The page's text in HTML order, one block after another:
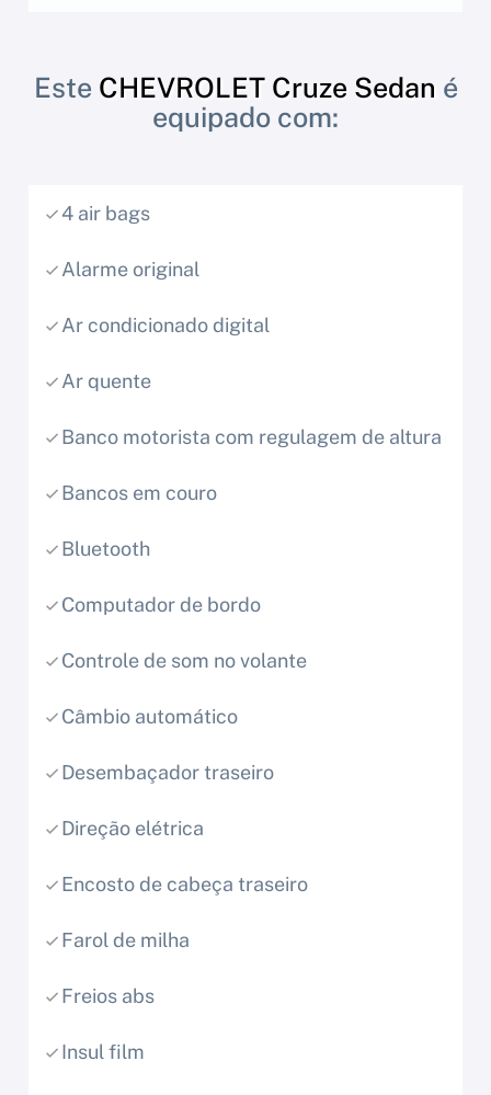
Este CHEVROLET Cruze Sedan é
equipado com:
4 air bags
Alarme original
Ar condicionado digital
Ar quente
Banco motorista com regulagem de altura
Bancos em couro
Bluetooth
Computador de bordo
Controle de som no volante
Câmbio automático
Desembaçador traseiro
Direção elétrica
Encosto de cabeça traseiro
Farol de milha
Freios abs
Insul film